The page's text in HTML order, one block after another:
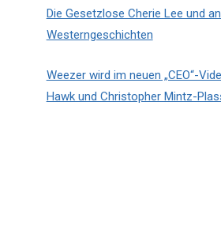
Die Gesetzlose Cherie Lee und
Westerngeschichten
Weezer wird im neuen „CEO“-
Hawk und Christopher Mintz-